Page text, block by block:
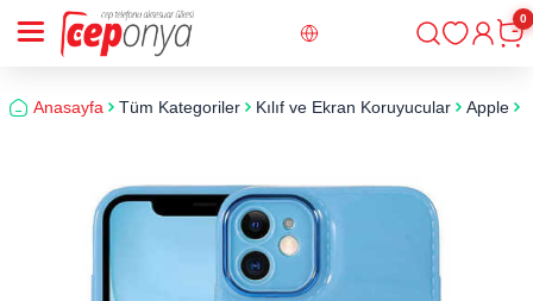
Giriş
0
Anasayfa Tüm Kategoriler Kılıf ve Ekran Koruyucular Apple